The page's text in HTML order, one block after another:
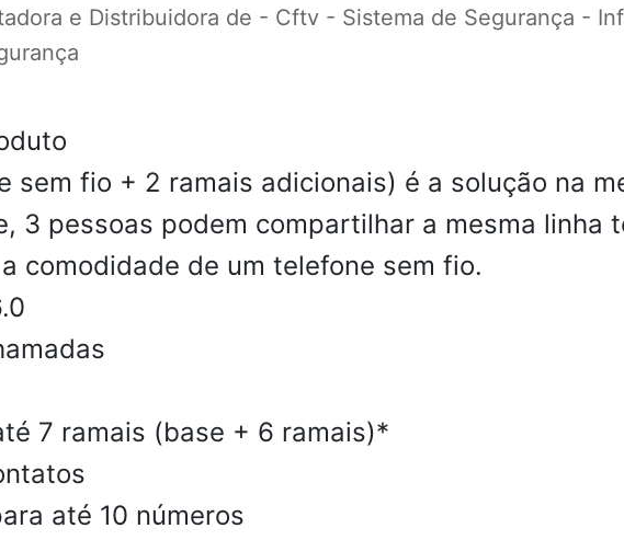
e Distribuidora de - Cftv - Sistema de Segurança -
sem fio + 2 ramais adicionais) é a solução na
3 pessoas podem compartilhar a mesma linha
comodidade de um telefone sem fio.
7 ramais (base + 6 ramais)*
até 10 números